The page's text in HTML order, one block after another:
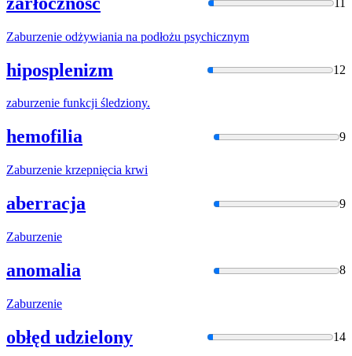
11
Zaburzenie odżywiania na podłożu psychicznym
hiposplenizm 12
zaburzenie funkcji śledziony.
hemofilia 9
Zaburzenie krzepnięcia krwi
aberracja 9
Zaburzenie
anomalia 8
Zaburzenie
obłęd udzielony 14